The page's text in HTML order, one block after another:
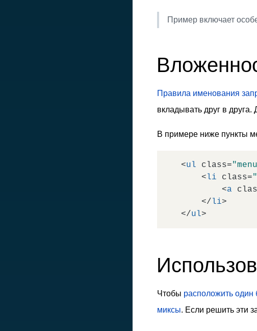
Пример включает
Правила именования
вкладывать друг в
В примере ниже пункты
<ul class=
<li class=
<a
</ li>
</ul>
Чтобы расположить один
миксы. Если решить эти